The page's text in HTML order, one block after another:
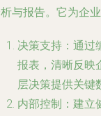
与报告。它为企业
决策支持 ：通
报表，清晰反映
层决策提供关键
内部控制 ：建